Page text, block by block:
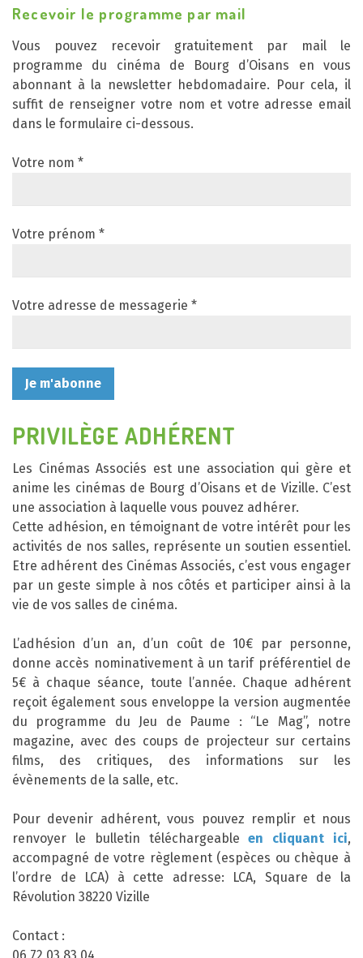
Recevoir le programme par mail
Vous pouvez recevoir gratuitement par mail le
programme du cinéma de Bourg d’Oisans en vous
abonnant à la newsletter hebdomadaire. Pour cela, il
suffit de renseigner votre nom et votre adresse email
dans le formulaire ci-dessous.
Votre nom *
Votre prénom *
Votre adresse de messagerie *
PRIVILÈGE ADHÉRENT
Les Cinémas Associés est une association qui gère et
anime les cinémas de Bourg d’Oisans et de Vizille. C’est
une association à laquelle vous pouvez adhérer.
Cette adhésion, en témoignant de votre intérêt pour les
activités de nos salles, représente un soutien essentiel.
Etre adhérent des Cinémas Associés, c’est vous engager
par un geste simple à nos côtés et participer ainsi à la
vie de vos salles de cinéma.
L’adhésion d’un an, d’un coût de 10€ par personne,
donne accès nominativement à un tarif préférentiel de
5€ à chaque séance, toute l’année. Chaque adhérent
reçoit également sous enveloppe la version augmentée
du programme du Jeu de Paume : “Le Mag”, notre
magazine, avec des coups de projecteur sur certains
films, des critiques, des informations sur les
évènements de la salle, etc.
Pour devenir adhérent, vous pouvez remplir et nous
renvoyer le bulletin téléchargeableen cliquant ici,
accompagné de votre règlement (espèces ou chèque à
l’ordre de LCA) à cette adresse: LCA, Square de la
Révolution 38220 Vizille
Contact :